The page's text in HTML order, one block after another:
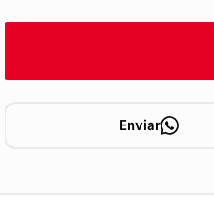
Enviar